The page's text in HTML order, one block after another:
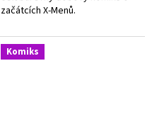
začátcích X-Menů.
Komiks